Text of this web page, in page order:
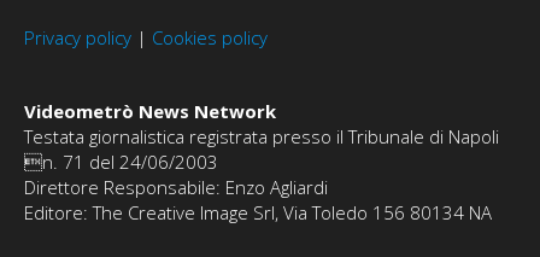
Privacy policy | Cookies policy
Videometrò News Network
Testata giornalistica registrata presso il Tribunale di Napoli
n. 71 del 24/06/2003
Direttore Responsabile: Enzo Agliardi
Editore: The Creative Image Srl, Via Toledo 156 80134 NA